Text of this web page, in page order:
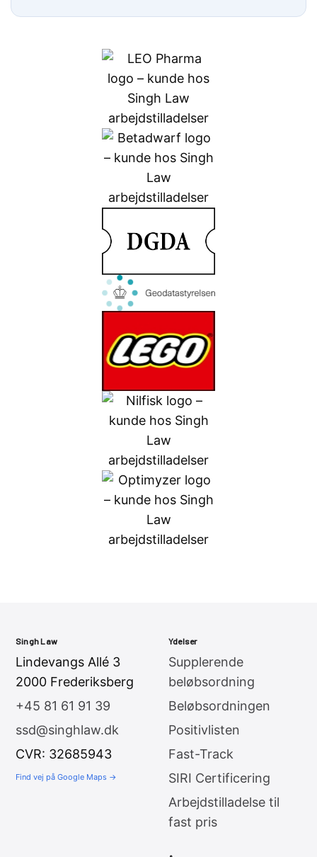
Singh Law
Lindevangs Allé 3
2000 Frederiksberg
+45 81 61 91 39
ssd@singhlaw.dk
CVR: 32685943
Find vej på Google Maps →
Ydelser
Supplerende
beløbsordning
Beløbsordningen
Positivlisten
Fast-Track
SIRI Certificering
Arbejdstilladelse til
fast pris